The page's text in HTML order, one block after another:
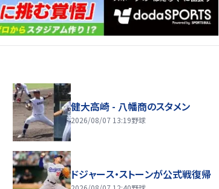
健大高崎 - 八幡商のスタメン
2026/08/07 13:19野球
ドジャース・ストーンが公式戦復帰